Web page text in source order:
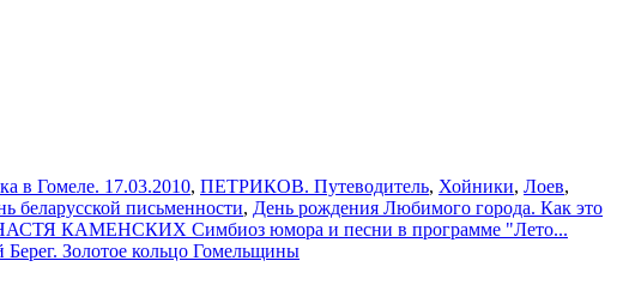
в Гомеле. 17.03.2010, ПЕТРИКОВ. Путеводитель, Хойники, Лоев,
беларусской письменности, День рождения Любимого города. Как это
КАМЕНСКИХ Симбиоз юмора и песни в программе "Лето...
Золотое кольцо Гомельщины